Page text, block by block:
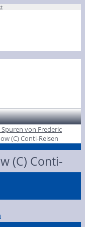
von Frederic
(C) Conti-Reisen
(C) Conti-